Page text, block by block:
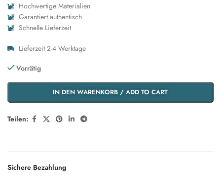
Hochwertige Materialien
Garantiert authentisch
Schnelle Lieferzeit
Lieferzeit 2-4 Werktage
Vorrätig
IN DEN WARENKORB / ADD TO CART
Teilen:
Sichere Bezahlung